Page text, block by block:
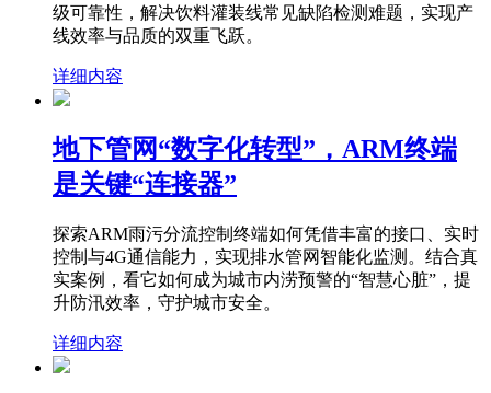
级可靠性，解决饮料灌装线常见缺陷检测难题，实现产
线效率与品质的双重飞跃。
详细内容
地下管网“数字化转型”，ARM终端
是关键“连接器”
探索ARM雨污分流控制终端如何凭借丰富的接口、实时
控制与4G通信能力，实现排水管网智能化监测。结合真
实案例，看它如何成为城市内涝预警的“智慧心脏”，提
升防汛效率，守护城市安全。
详细内容